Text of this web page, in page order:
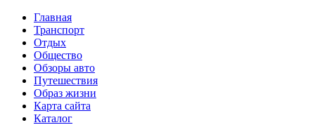
Главная
Транспорт
Отдых
Общество
Обзоры авто
Путешествия
Образ жизни
Карта сайта
Каталог